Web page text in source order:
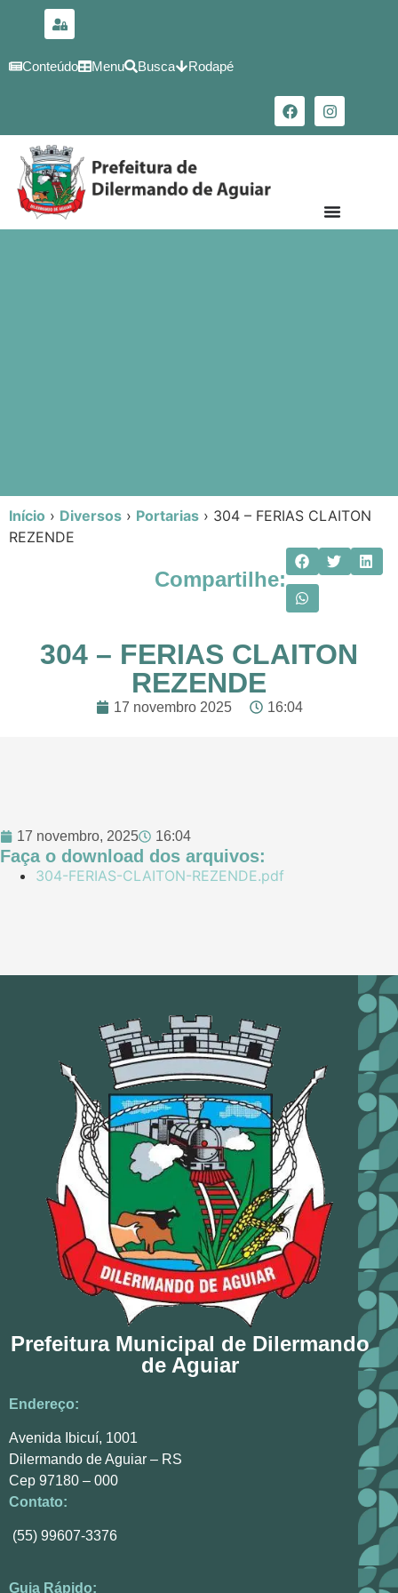
conteúdo
Conteúdo Menu Busca Rodapé
Início › Diversos › Portarias › 304 – FERIAS CLAITON
REZENDE
Compartilhe:
304 – FERIAS CLAITON
REZENDE
17 novembro 2025 16:04
17 novembro, 2025 16:04
Faça o download dos arquivos:
304-FERIAS-CLAITON-REZENDE.pdf
Prefeitura Municipal de Dilermando
de Aguiar
Endereço:
Avenida Ibicuí, 1001
Dilermando de Aguiar – RS
Cep 97180 – 000
Contato:
(55) 99607-3376
Guia Rápido: